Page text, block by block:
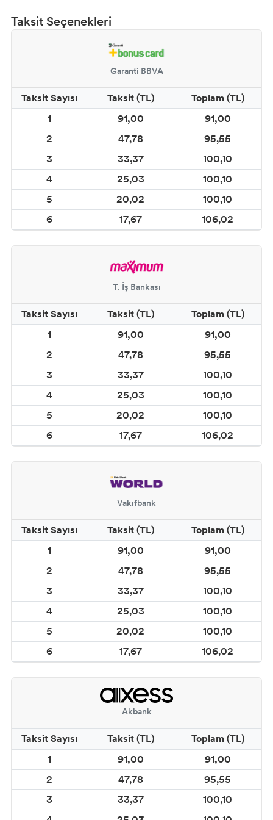
Taksit Seçenekleri
Garanti BBVA
Taksit Sayısı Taksit (TL)
Toplam (TL)
1
91,00
91,00
2
47,78
95,55
3
33,37
100,10
4
25,03
100,10
5
20,02
100,10
6
17,67 106,02
T. İş Bankası
Taksit Sayısı Taksit (TL)
Toplam (TL)
1
91,00
91,00
2
47,78
95,55
3
33,37
100,10
4
25,03
100,10
5
20,02
100,10
6
17,67 106,02
Vakıfbank
Taksit Sayısı Taksit (TL)
Toplam (TL)
1
91,00
91,00
2
47,78
95,55
3
33,37
100,10
4
25,03
100,10
5
20,02
100,10
6
17,67 106,02
Akbank
Taksit Sayısı Taksit (TL)
Toplam (TL)
1
91,00
91,00
2
47,78
95,55
3
33,37
100,10
DESEN KUMAŞ BOYALARI
DESEN KUMAŞ KONTÜR
CADENCE ESKİTME BOYALAR
CADENCE HARMONY AKRİLİK BOYA
CADENCE REFLECTIQUE EFFECT BOYA
CADENCE STYLE MAT AKRİLİK BOYA
CADENCE PARMAK YALDIZLAR
CADENCE ONE COAT FINISH DUVAR
COSMOS DOĞAL MAT SERAMİK EFEKT
CADENCE SPREY KUMAŞ BOYALARI
(YOUR FASHİON)
CADENCE METALİK BOYALAR
CADENCE YALDIZ BOYALAR
CADENCE KARATAHTA BOYALAR
CADENCE GLOW İN DARK (KARANLIKTA
PARLAYAN BOYA)
CADENCE BOYUTLU BONCUK BOYALAR
CADENCE DERİ BOYASI
CADENCE KOOKY BOYA
WINDY PREMİUM AKRİLİK BOYALAR
VİKTORİA TOZ KUMAŞ BOYALARI
DEVİTRA CAM BOYASI
DESEN CAM KONTÜR BOYALARI